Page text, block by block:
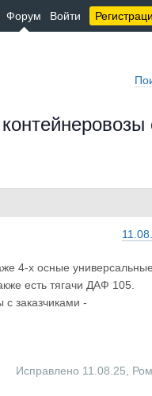
Форум Войти
4-х осные
есть тягачи ДАФ 105.
заказчиками -
Исправлено 11.08.25